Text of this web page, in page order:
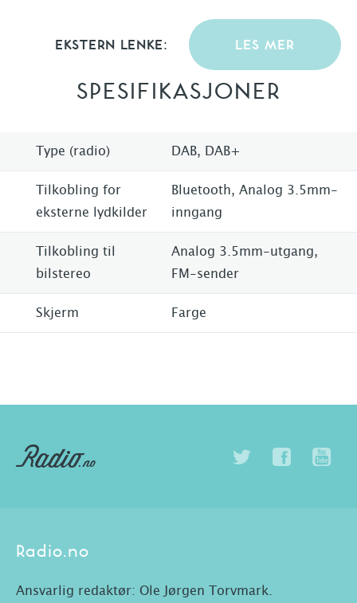
EKSTERN LENKE: LES MER
SPESIFIKASJONER
Type (radio) DAB, DAB+
Tilkobling for
eksterne lydkilder
Bluetooth, Analog 3.5mm-
inngang
Tilkobling til
bilstereo
Analog 3.5mm-utgang,
FM-sender
Skjerm Farge
Radio.no
Ansvarlig redaktør: Ole Jørgen Torvmark.